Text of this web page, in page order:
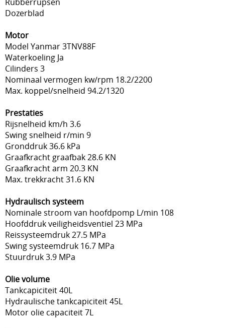
Dozerblad
Motor
Model Yanmar 3TNV88F
Waterkoeling Ja
Cilinders 3
Nominaal vermogen kw/rpm 18.2/2200
Max. koppel/snelheid 94.2/1320
Prestaties
Rijsnelheid km/h 3.6
Swing snelheid r/min 9
Gronddruk 36.6 kPa
Graafkracht graafbak 28.6 KN
Graafkracht arm 20.3 KN
Max. trekkracht 31.6 KN
Hydraulisch systeem
Nominale stroom van hoofdpomp L/min 108
Hoofddruk veiligheidsventiel 23 MPa
Reissysteemdruk 27.5 MPa
Swing systeemdruk 16.7 MPa
Stuurdruk 3.9 MPa
Olie volume
Tankcapiciteit 40L
Hydraulische tankcapiciteit 45L
Motor olie capaciteit 7L